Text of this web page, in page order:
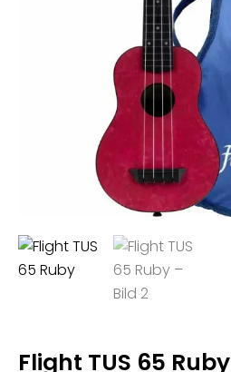
Flight TUS 65 Ruby